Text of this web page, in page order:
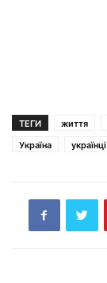
ТЕГИ життя
Україна
українці